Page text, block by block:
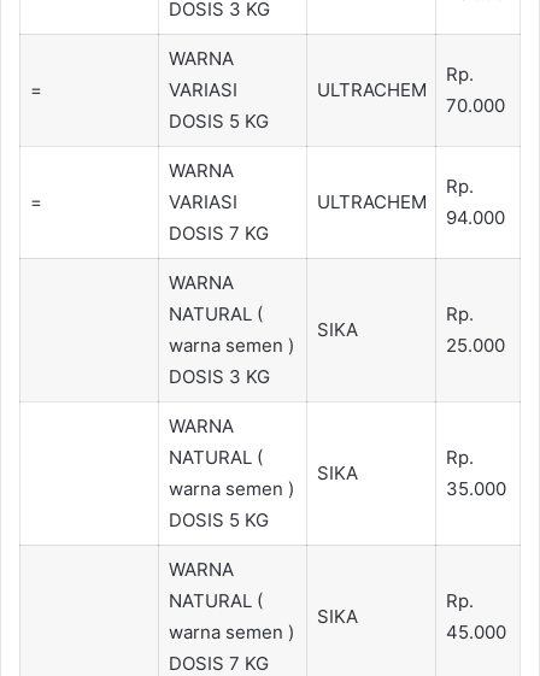
DOSIS 3 KG
=
WARNA
VARIASI
DOSIS 5 KG
ULTRACHEM
Rp.
70.000
=
WARNA
VARIASI
DOSIS 7 KG
ULTRACHEM
Rp.
94.000
WARNA
NATURAL (
warna semen )
DOSIS 3 KG
SIKA
Rp.
25.000
WARNA
NATURAL (
warna semen )
DOSIS 5 KG
SIKA
Rp.
35.000
WARNA
NATURAL (
warna semen )
DOSIS 7 KG
SIKA
Rp.
45.000